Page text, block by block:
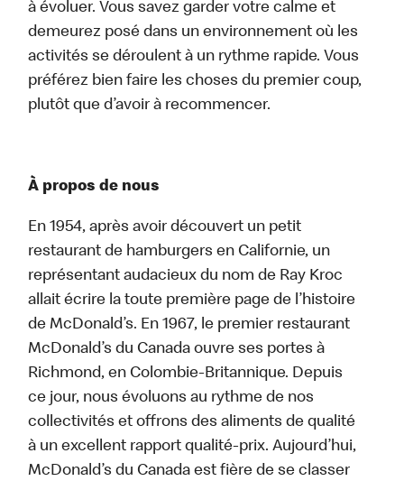
à évoluer. Vous savez garder votre calme et
demeurez posé dans un environnement où les
activités se déroulent à un rythme rapide. Vous
préférez bien faire les choses du premier coup,
plutôt que d’avoir à recommencer.
À propos de nous
En 1954, après avoir découvert un petit
restaurant de hamburgers en Californie, un
représentant audacieux du nom de Ray Kroc
allait écrire la toute première page de l’histoire
de McDonald’s. En 1967, le premier restaurant
McDonald’s du Canada ouvre ses portes à
Richmond, en Colombie-Britannique. Depuis
ce jour, nous évoluons au rythme de nos
collectivités et offrons des aliments de qualité
à un excellent rapport qualité-prix. Aujourd’hui,
McDonald’s du Canada est fière de se classer